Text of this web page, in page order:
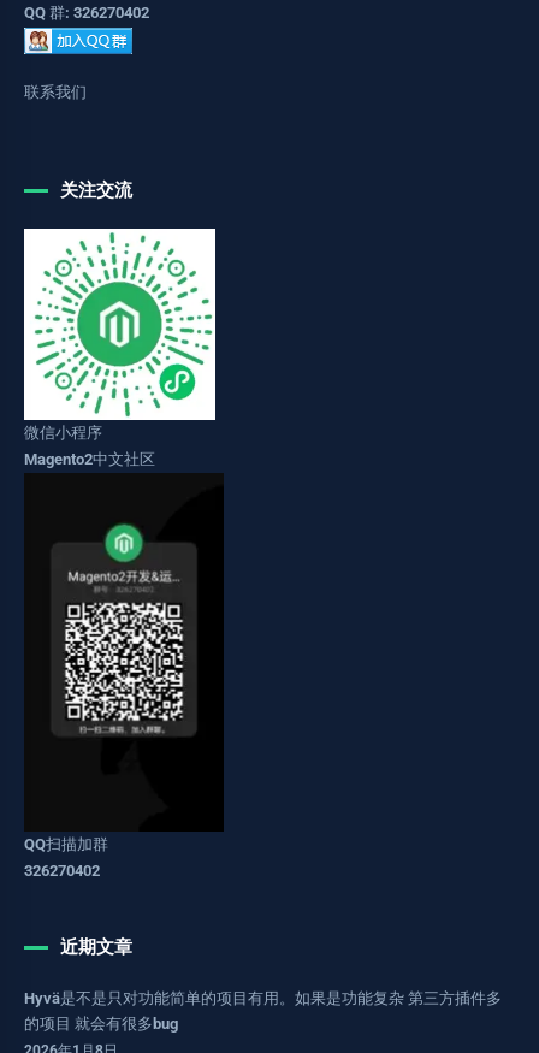
QQ 群: 326270402
联系我们
关注交流
微信小程序
Magento2中文社区
QQ扫描加群
326270402
近期文章
Hyvä是不是只对功能简单的项目有用。如果是功能复杂 第三方插件多
的项目 就会有很多bug